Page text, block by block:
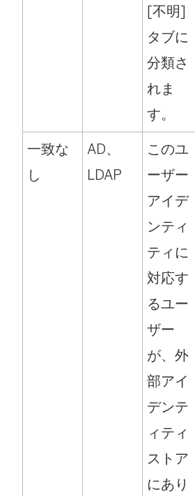
[不明]
タブに
分類さ
れま
す。
一致な
し
AD、
LDAP
このユ
ーザー
アイデ
ンティ
ティに
対応す
るユー
ザー
が、外
部アイ
デンテ
ィティ
ストア
にあり